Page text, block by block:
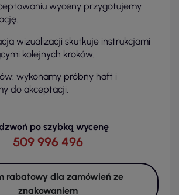
wyceny przygotujemy
wizualizacji skutkuje instrukcjami
kolejnych kroków.
wykonamy próbny haft i
do akceptacji.
po szybką wycenę
509 996 496
rabatowy dla zamówień ze
znakowaniem